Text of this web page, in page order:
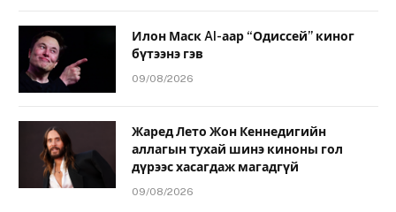
Илон Маск AI-аар “Одиссей” киног
бүтээнэ гэв
09/08/2026
Жаред Лето Жон Кеннедигийн
аллагын тухай шинэ киноны гол
дүрээс хасагдаж магадгүй
09/08/2026